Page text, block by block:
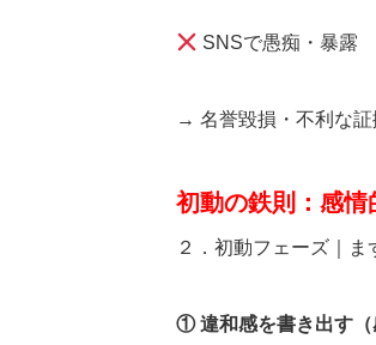
SNSで愚痴・暴露
→ 名誉毀損・不利な証
初動の鉄則：感情
２．初動フェーズ｜ま
① 違和感を書き出す（